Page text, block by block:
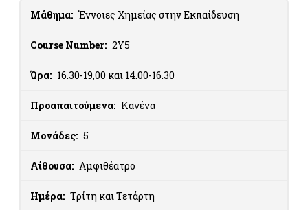
Μάθημα: Έννοιες Χημείας στην Εκπαίδευση
Course Number: 2Υ5
Ώρα: 16.30-19,00 και 14.00-16.30
Προαπαιτούμενα: Κανένα
Μονάδες: 5
Αίθουσα: Αμφιθέατρο
Ημέρα: Τρίτη και Τετάρτη